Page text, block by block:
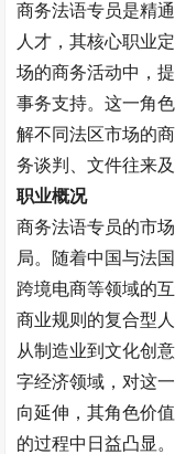
商务法语专员是精
人才，其核心职业
场的商务活动中，
事务支持。这一角
解不同法区市场的
务谈判、文件往来
职业概况
商务法语专员的市
局。随着中国与法
跨境电商等领域的
商业规则的复合型
从制造业到文化创
字经济领域，对这
向延伸，其角色价
的过程中日益凸显。